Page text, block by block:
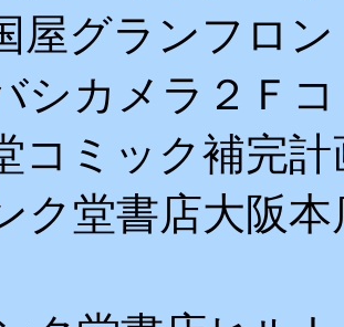
屋グランフロン
シカメラ２Ｆ
コミック補完計
ク堂書店大阪